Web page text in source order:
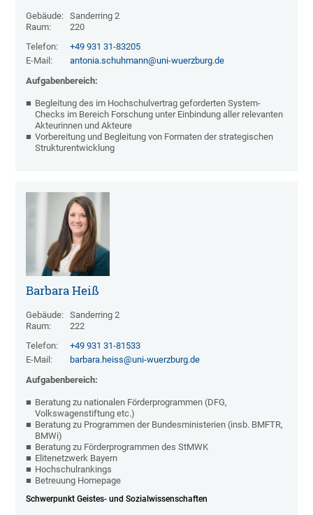
Gebäude: Sanderring 2
Raum:
220
Telefon:
+49 931 31-83205
E-Mail:
antonia.schuhmann@uni-wuerzburg.de
Aufgabenbereich:
Begleitung des im Hochschulvertrag geforderten System-
Checks im Bereich Forschung unter Einbindung aller relevanten
Akteurinnen und Akteure
Vorbereitung und Begleitung von Formaten der strategischen
Strukturentwicklung
Barbara Heiß
Gebäude: Sanderring 2
Raum:
222
Telefon:
+49 931 31-81533
E-Mail:
barbara.heiss@uni-wuerzburg.de
Aufgabenbereich:
Beratung zu nationalen Förderprogrammen (DFG,
Volkswagenstiftung etc.)
Beratung zu Programmen der Bundesministerien (insb. BMFTR,
BMWi)
Beratung zu Förderprogrammen des StMWK
Elitenetzwerk Bayern
Hochschulrankings
Betreuung Homepage
Schwerpunkt Geistes- und Sozialwissenschaften